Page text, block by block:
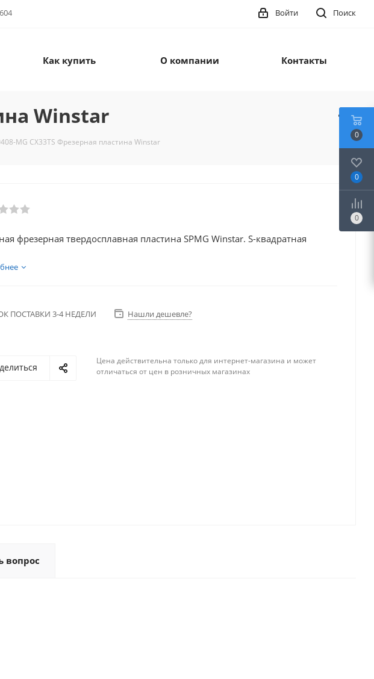
Поиск
Войти
Как купить О компании Контакты
Winstar
MG CX33TS Фрезерная пластина Winstar
фрезерная твердосплавная пластина SPMG Winstar. S-квадратная
ПОСТАВКИ 3-4 НЕДЕЛИ Нашли дешевле?
Цена действительна только для интернет-магазина и может
отличаться от цен в розничных магазинах
вопрос
0
0
0